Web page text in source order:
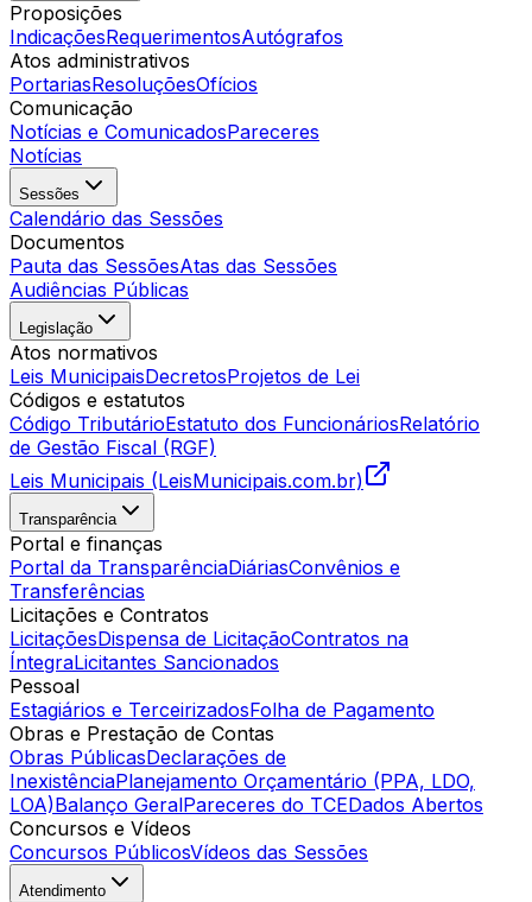
Proposições
IndicaçõesRequerimentosAutógrafos
Atos administrativos
PortariasResoluçõesOfícios
Comunicação
Notícias e ComunicadosPareceres
Notícias
Sessões
Calendário das Sessões
Documentos
Pauta das SessõesAtas das Sessões
Audiências Públicas
Legislação
Atos normativos
Leis MunicipaisDecretosProjetos de Lei
Códigos e estatutos
Código TributárioEstatuto dos FuncionáriosRelatório
de Gestão Fiscal (RGF)
Leis Municipais (LeisMunicipais.com.br)
Transparência
Portal e finanças
Portal da TransparênciaDiáriasConvênios e
Transferências
Licitações e Contratos
LicitaçõesDispensa de LicitaçãoContratos na
ÍntegraLicitantes Sancionados
Pessoal
Estagiários e TerceirizadosFolha de Pagamento
Obras e Prestação de Contas
Obras PúblicasDeclarações de
InexistênciaPlanejamento Orçamentário (PPA, LDO,
LOA)Balanço GeralPareceres do TCEDados Abertos
Concursos e Vídeos
Concursos PúblicosVídeos das Sessões
Atendimento